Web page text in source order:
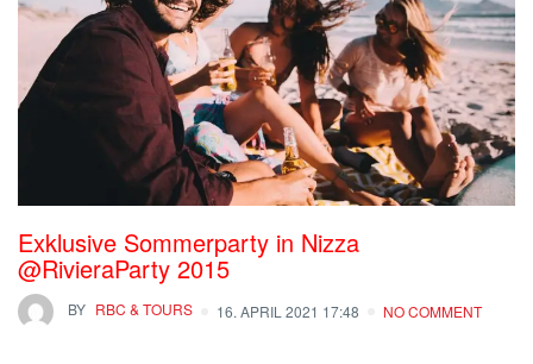
Exklusive Sommerparty in Nizza
@RivieraParty 2015
BY RBC & TOURS 16. APRIL 2021 17:48 NO COMMENT